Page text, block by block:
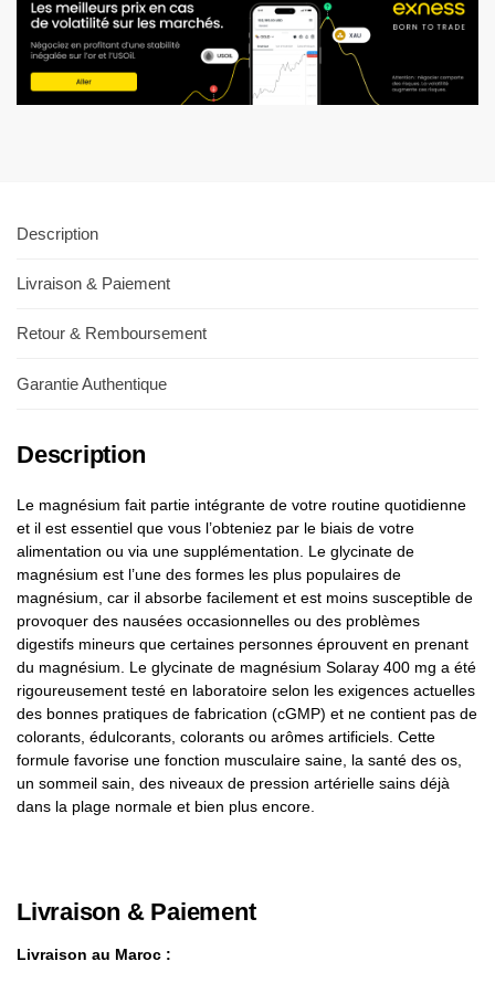
Description
Livraison & Paiement
Retour & Remboursement
Garantie Authentique
Description
Le magnésium fait partie intégrante de votre routine quotidienne
et il est essentiel que vous l’obteniez par le biais de votre
alimentation ou via une supplémentation. Le glycinate de
magnésium est l’une des formes les plus populaires de
magnésium, car il absorbe facilement et est moins susceptible de
provoquer des nausées occasionnelles ou des problèmes
digestifs mineurs que certaines personnes éprouvent en prenant
du magnésium. Le glycinate de magnésium Solaray 400 mg a été
rigoureusement testé en laboratoire selon les exigences actuelles
des bonnes pratiques de fabrication (cGMP) et ne contient pas de
colorants, édulcorants, colorants ou arômes artificiels. Cette
formule favorise une fonction musculaire saine, la santé des os,
un sommeil sain, des niveaux de pression artérielle sains déjà
dans la plage normale et bien plus encore.
Livraison & Paiement
Livraison au Maroc :